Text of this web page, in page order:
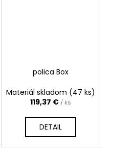
polica Box
Materiál skladom (47 ks)
119,37 € / ks
DETAIL